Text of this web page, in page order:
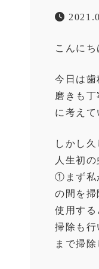
こんに
今日は
磨きも
に考えて
しかし
人生初
①まず私
の間を掃
使用する
掃除も
まで掃除